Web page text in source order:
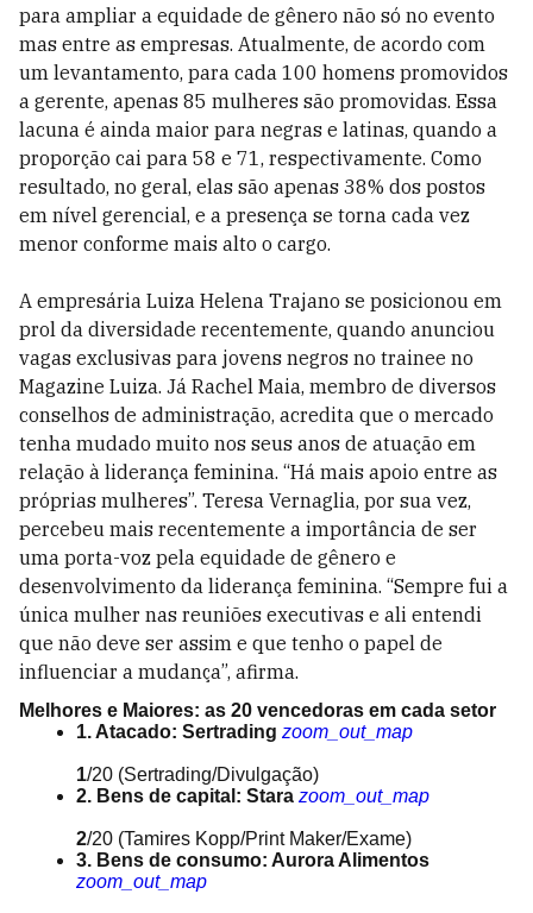
para ampliar a equidade de gênero não só no evento
mas entre as empresas. Atualmente, de acordo com
um levantamento, para cada 100 homens promovidos
a gerente, apenas 85 mulheres são promovidas. Essa
lacuna é ainda maior para negras e latinas, quando a
proporção cai para 58 e 71, respectivamente. Como
resultado, no geral, elas são apenas 38% dos postos
em nível gerencial, e a presença se torna cada vez
menor conforme mais alto o cargo.
A empresária Luiza Helena Trajano se posicionou em
prol da diversidade recentemente, quando anunciou
vagas exclusivas para jovens negros no trainee no
Magazine Luiza. Já Rachel Maia, membro de diversos
conselhos de administração, acredita que o mercado
tenha mudado muito nos seus anos de atuação em
relação à liderança feminina. “Há mais apoio entre as
próprias mulheres”. Teresa Vernaglia, por sua vez,
percebeu mais recentemente a importância de ser
uma porta-voz pela equidade de gênero e
desenvolvimento da liderança feminina. “Sempre fui a
única mulher nas reuniões executivas e ali entendi
que não deve ser assim e que tenho o papel de
influenciar a mudança”, afirma.
Melhores e Maiores: as 20 vencedoras em cada setor
1. Atacado: Sertrading zoom_out_map
1/20 (Sertrading/Divulgação)
2. Bens de capital: Stara zoom_out_map
2/20 (Tamires Kopp/Print Maker/Exame)
3. Bens de consumo: Aurora Alimentos
zoom_out_map